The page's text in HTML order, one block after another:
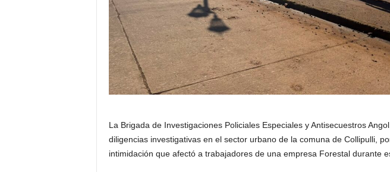
La Brigada de Investigaciones Policiales Especiales y Antisecuestros
diligencias investigativas en el sector urbano de la comuna de Collipulli,
intimidación que afectó a trabajadores de una empresa Forestal durante